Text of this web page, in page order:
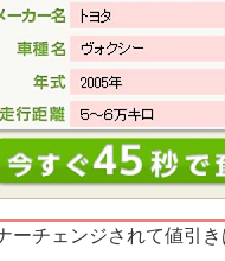
ーチェンジされて値引